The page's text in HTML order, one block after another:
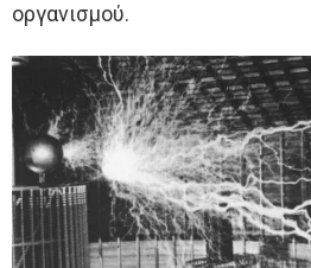
οργανισμού.